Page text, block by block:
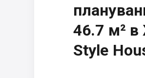
46.7 м² в
Style